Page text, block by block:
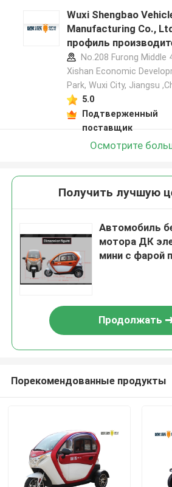
Wuxi Shengbao
Manufacturing Co.,
профиль
No.208 Furong Middle
Xishan Economic
Park, Wuxi City, Jiangsu
5.0
Подтверженный
поставщик
Осмотрите
Получить лучшую
Автомобиль
мотора ДК
мини с фарой
Продолжать
Порекомендованные продукты